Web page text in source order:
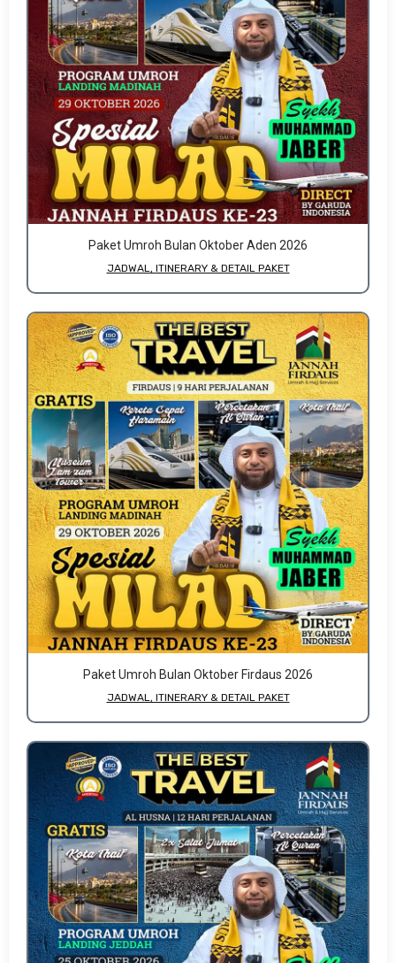
Paket Umroh Bulan Oktober Aden 2026
JADWAL, ITINERARY & DETAIL PAKET
Paket Umroh Bulan Oktober Firdaus 2026
JADWAL, ITINERARY & DETAIL PAKET